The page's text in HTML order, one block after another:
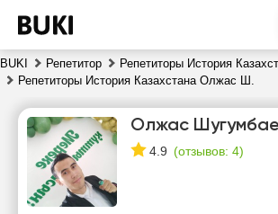
BUKI Репетитор
Репетиторы История
Репетиторы История Казахстана Олжас Ш.
Олжас
4.9 (отзывов: 4)